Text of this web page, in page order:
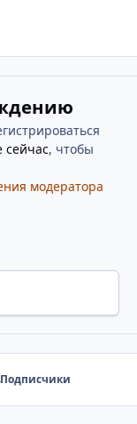
сейчас, чтобы
модератора
Подписчики